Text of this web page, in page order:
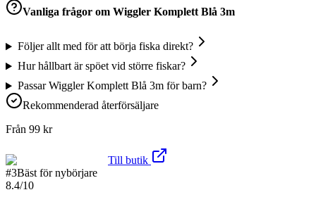
Vanliga frågor om Wiggler Komplett Blå 3m
Följer allt med för att börja fiska direkt?
Hur hållbart är spöet vid större fiskar?
Passar Wiggler Komplett Blå 3m för barn?
Rekommenderad återförsäljare
Från 99 kr
Till butik
#3Bäst för nybörjare
8.4/10